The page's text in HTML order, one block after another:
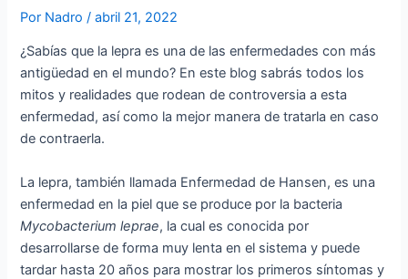
Por Nadro/abril 21, 2022
¿Sabías que la lepra es una de las enfermedades con más
antigüedad en el mundo? En este blog sabrás todos los
mitos y realidades que rodean de controversia a esta
enfermedad, así como la mejor manera de tratarla en caso
de contraerla.
La lepra, también llamada Enfermedad de Hansen, es una
enfermedad en la piel que se produce por la bacteria
Mycobacterium leprae, la cual es conocida por
desarrollarse de forma muy lenta en el sistema y puede
tardar hasta 20 años para mostrar los primeros síntomas y